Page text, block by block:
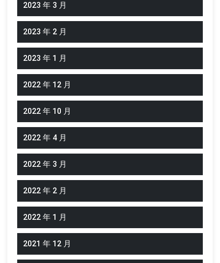
2023 年 3 月
2023 年 2 月
2023 年 1 月
2022 年 12 月
2022 年 10 月
2022 年 4 月
2022 年 3 月
2022 年 2 月
2022 年 1 月
2021 年 12 月